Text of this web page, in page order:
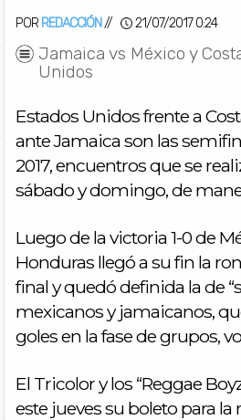
POR REDACCIÓN // 21/07/2017 0:24
Jamaica vs México y
Unidos
Estados Unidos frente a
ante Jamaica son las
2017, encuentros que se
sábado y domingo, de
Luego de la victoria 1-0 de
Honduras llegó a su fin la
final y quedó definida la de
mexicanos y jamaicanos,
goles en la fase de grupos,
El Tricolor y los “Reggae
este jueves su boleto para la